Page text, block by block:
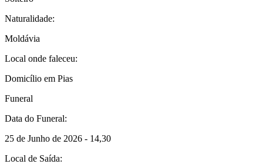
Naturalidade:
Moldávia
Local onde faleceu:
Domicílio em Pias
Funeral
Data do Funeral:
25 de Junho de 2026 - 14,30
Local de Saída: